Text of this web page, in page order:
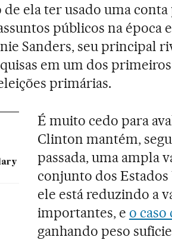
de ela ter usado uma
públicos na época
Sanders, seu principal
em um dos
primárias.
É muito cedo para
Clinton mantém,
passada, uma ampla
conjunto dos Estados
ele está reduzindo a
importantes, e o
ganhando peso